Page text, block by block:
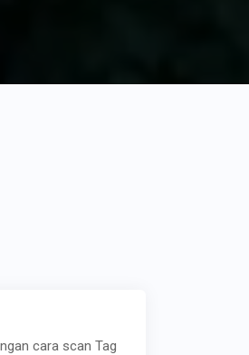
cara scan Tag